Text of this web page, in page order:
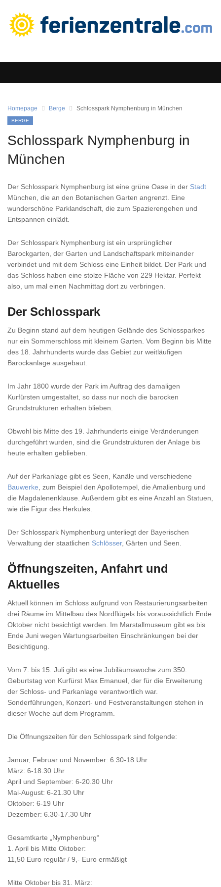
Homepage Berge Schlosspark Nymphenburg in München
BERGE
Schlosspark Nymphenburg in
München
Der Schlosspark Nymphenburg ist eine grüne Oase in der Stadt
München, die an den Botanischen Garten angrenzt. Eine
wunderschöne Parklandschaft, die zum Spazierengehen und
Entspannen einlädt.
Der Schlosspark Nymphenburg ist ein ursprünglicher
Barockgarten, der Garten und Landschaftspark miteinander
verbindet und mit dem Schloss eine Einheit bildet. Der Park und
das Schloss haben eine stolze Fläche von 229 Hektar. Perfekt
also, um mal einen Nachmittag dort zu verbringen.
Der Schlosspark
Zu Beginn stand auf dem heutigen Gelände des Schlossparkes
nur ein Sommerschloss mit kleinem Garten. Vom Beginn bis Mitte
des 18. Jahrhunderts wurde das Gebiet zur weitläufigen
Barockanlage ausgebaut.
Im Jahr 1800 wurde der Park im Auftrag des damaligen
Kurfürsten umgestaltet, so dass nur noch die barocken
Grundstrukturen erhalten blieben.
Obwohl bis Mitte des 19. Jahrhunderts einige Veränderungen
durchgeführt wurden, sind die Grundstrukturen der Anlage bis
heute erhalten geblieben.
Auf der Parkanlage gibt es Seen, Kanäle und verschiedene
Bauwerke , zum Beispiel den Apollotempel, die Amalienburg und
die Magdalenenklause. Außerdem gibt es eine Anzahl an Statuen,
wie die Figur des Herkules.
Der Schlosspark Nymphenburg unterliegt der Bayerischen
Verwaltung der staatlichen Schlösser, Gärten und Seen.
Öffnungszeiten, Anfahrt und
Aktuelles
Aktuell können im Schloss aufgrund von Restaurierungsarbeiten
drei Räume im Mittelbau des Nordflügels bis voraussichtlich Ende
Oktober nicht besichtigt werden. Im Marstallmuseum gibt es bis
Ende Juni wegen Wartungsarbeiten Einschränkungen bei der
Besichtigung.
Vom 7. bis 15. Juli gibt es eine Jubiläumswoche zum 350.
Geburtstag von Kurfürst Max Emanuel, der für die Erweiterung
der Schloss- und Parkanlage verantwortlich war.
Sonderführungen, Konzert- und Festveranstaltungen stehen in
dieser Woche auf dem Programm.
Die Öffnungszeiten für den Schlosspark sind folgende:
Januar, Februar und November: 6.30-18 Uhr
März: 6-18.30 Uhr
April und September: 6-20.30 Uhr
Mai-August: 6-21.30 Uhr
Oktober: 6-19 Uhr
Dezember: 6.30-17.30 Uhr
Gesamtkarte „Nymphenburg“
1. April bis Mitte Oktober:
11,50 Euro regulär / 9,- Euro ermäßigt
Mitte Oktober bis 31. März: